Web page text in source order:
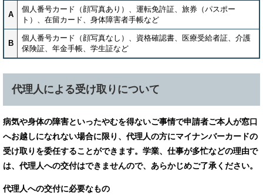
A
個人番号カード（顔写真あり）、運転免許証、旅券（パスポー
ト）、在留カード、身体障害者手帳など
B
個人番号カード（顔写真なし）、資格確認書、医療受給者証、介護
保険証、年金手帳、学生証など
代理人による受け取りについて
病気や身体の障害といったやむを得ないご事情で申請者ご本人が窓口
へお越しになれない場合に限り、代理人の方にマイナンバーカードの
受け取りを委任することができます。学業、仕事が多忙などの理由で
は、代理人への交付はできませんので、あらかじめご了承ください。
代理人への交付に必要なもの